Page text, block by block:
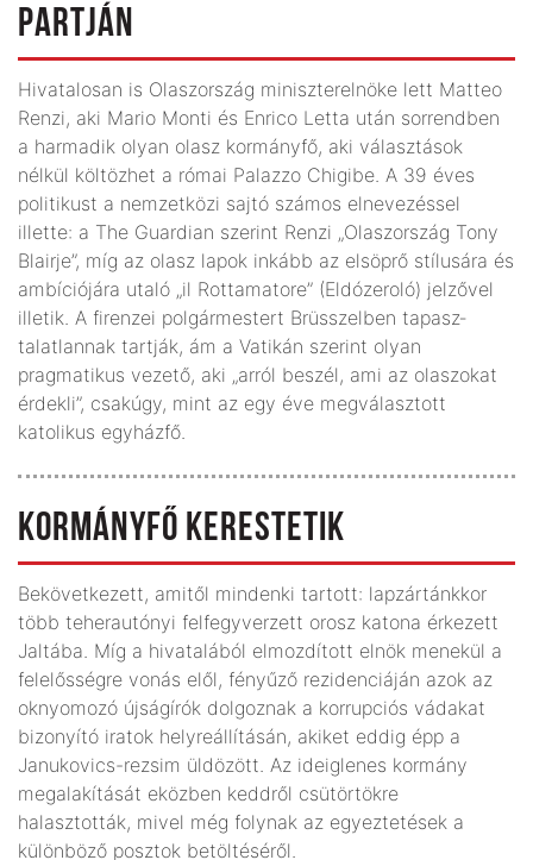
PARTJÁN
Hivatalosan is Olaszország miniszterelnöke lett Matteo
Renzi, aki Mario Monti és Enrico Letta után sorrendben
a harmadik olyan olasz kormányfő, aki választások
nélkül költözhet a római Palazzo Chigibe. A 39 éves
politikust a nemzetközi sajtó számos elnevezéssel
illette: a The Guardian szerint Renzi „Olaszország Tony
Blairje”, míg az olasz lapok inkább az elsöprő stílusára és
ambíciójára utaló „il Rottamatore” (Eldózeroló) jelzővel
illetik. A firenzei polgármestert Brüsszelben tapasz­
talatlannak tartják, ám a Vatikán szerint olyan
pragmatikus vezető, aki „arról beszél, ami az olaszokat
érdekli”, csakúgy, mint az egy éve megválasztott
katolikus egyházfő.
KORMÁNYFŐ KERESTETIK
Bekövetkezett, amitől mindenki tartott: lapzártánkkor
több teherautónyi felfegyverzett orosz katona érkezett
Jaltába. Míg a hivatalából elmozdított elnök menekül a
felelősségre vonás elől, fényűző rezidenciáján azok az
oknyomozó újságírók dolgoznak a korrupciós vádakat
bizonyító iratok helyreállításán, akiket eddig épp a
Janukovics-rezsim üldözött. Az ideiglenes kormány
megalakítását eközben keddről csütörtökre
halasztották, mivel még folynak az egyeztetések a
különböző posztok betöltéséről.